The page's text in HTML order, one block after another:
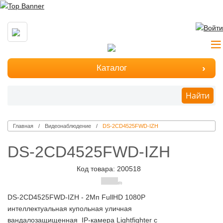
Каталог
Найти
Главная Видеонаблюдение DS-2CD4525FWD-IZH
DS-2CD4525FWD-IZH
Код товара: 200518
(0)
DS-2CD4525FWD-IZH - 2Мп FullHD 1080P
интеллектуальная купольная уличная
вандалозащищенная IP-камера Lightfighter с